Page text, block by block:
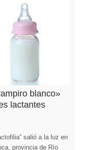
blanco»
lactantes
salió a la luz en
provincia de Río